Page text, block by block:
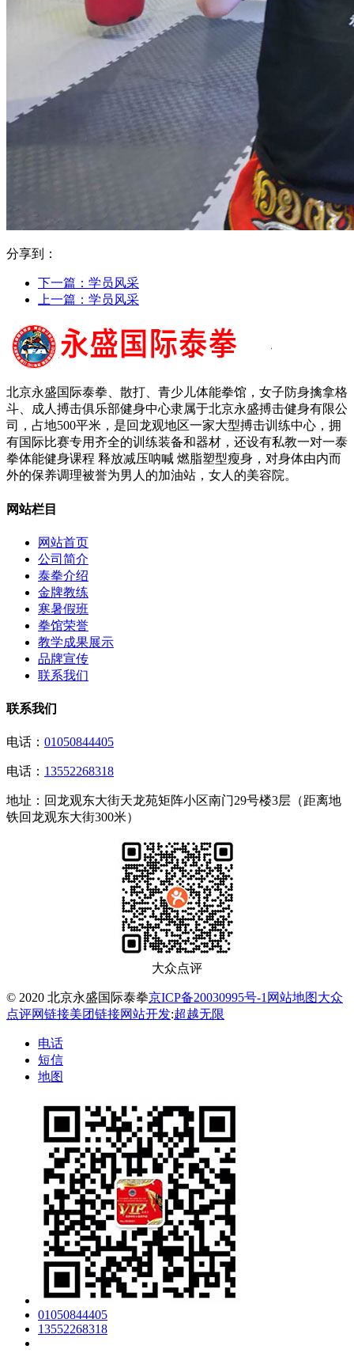
分享到：
下一篇： 学员风采
上一篇： 学员风采
北京永盛国际泰拳、散打、青少儿体能拳馆，女子防身擒拿格
斗、成人搏击俱乐部健身中心隶属于北京永盛搏击健身有限公
司，占地500平米，是回龙观地区一家大型搏击训练中心，拥
有国际比赛专用齐全的训练装备和器材，还设有私教一对一泰
拳体能健身课程 释放减压呐喊 燃脂塑型瘦身，对身体由内而
外的保养调理被誉为男人的加油站，女人的美容院。
网站栏目
网站首页
公司简介
泰拳介绍
金牌教练
寒暑假班
拳馆荣誉
教学成果展示
品牌宣传
联系我们
联系我们
电话： 01050844405
电话： 13552268318
地址： 回龙观东大街天龙苑矩阵小区南门29号楼3层（距离地
铁回龙观东大街300米）
大众点评
© 2020 北京永盛国际泰拳京ICP备20030995号-1 网站地图大众
点评网链接美团链接网站开发:超越无限
电话
短信
地图
01050844405
13552268318